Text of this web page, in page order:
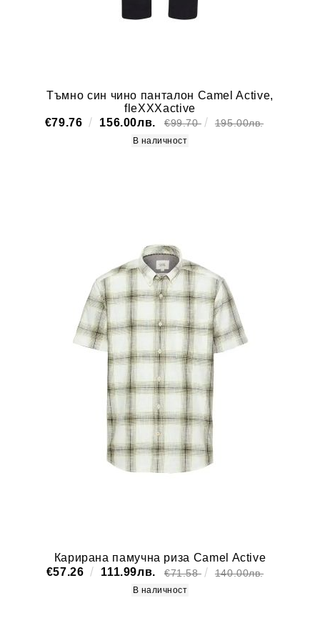
Тъмно син чино панталон Camel Active,
fleXXXactive
€79.76
156.00лв. €99.70 195.00лв.
В наличност
Карирана памучна риза Camel Active
€57.26
111.99лв. €71.58 140.00лв.
В наличност